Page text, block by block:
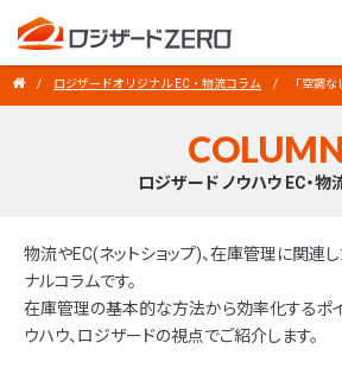
ロジザードオリジナル EC・物流コラム 「空調
COLUMN
ロジザード ノウハウ EC・物
物流やEC(ネットショップ)、在庫管理に関連
ナルコラムです。
在庫管理の基本的な方法から効率化するポ
ウハウ、ロジザードの視点でご紹介します。